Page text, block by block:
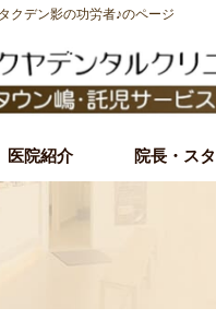
クデン影の功労者♪のページ
医院紹介
初診時の流れ
理事長紹介
院内・設備紹介
治療理念・方針
院長・ス